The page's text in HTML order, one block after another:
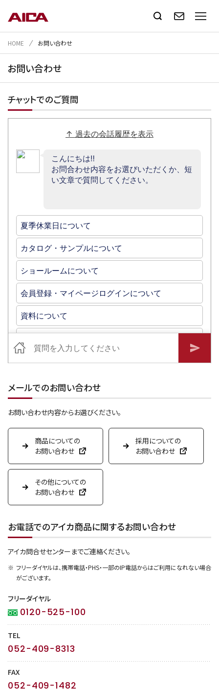
HOME お問い合わせ
お問い合わせ
チャットでのご質問
メールでのお問い合わせ
お問い合わせ内容からお選びください。
商品についての
お問い合わせ
採用についての
お問い合わせ
その他についての
お問い合わせ
お電話でのアイカ商品に関するお問い合わせ
アイカ問合せセンターまでご連絡ください。
フリーダイヤルは、携帯電話・PHS・一部のIP電話からはご利用になれない場合
がございます。
フリーダイヤル
0120-525-100
TEL
052-409-8313
FAX
052-409-1482